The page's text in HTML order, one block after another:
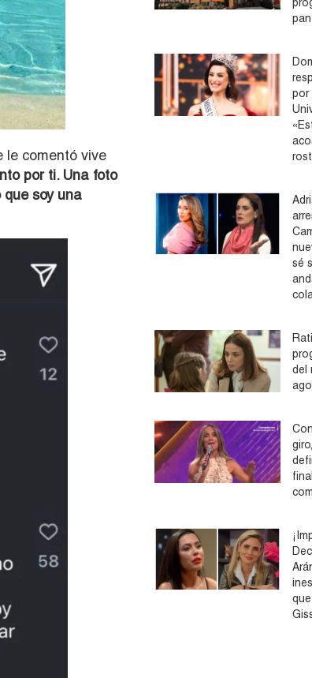
le comentó vive
por ti. Una foto
soy una
por
sé
del